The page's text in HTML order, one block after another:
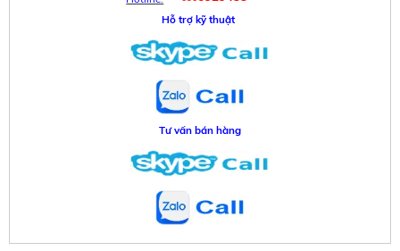
Hỗ trợ kỹ thuật
Tư vấn bán hàng